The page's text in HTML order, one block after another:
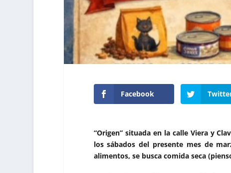
Facebook
“Origen” situada en la calle Viera y
los sábados del presente mes de
alimentos, se busca comida seca